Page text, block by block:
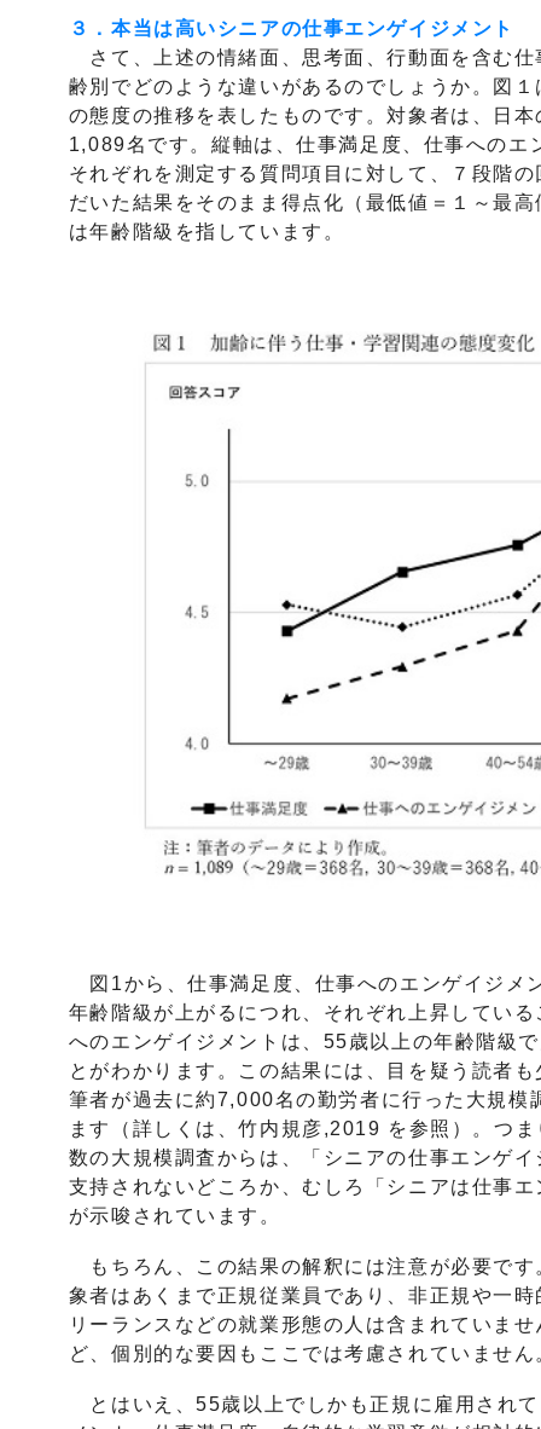
３．本当は高いシニアの仕事エンゲイジメント
さて、上述の情緒面、思考面、行動面を含む
齢別でどのような違いがあるのでしょうか。図
の態度の推移を表したものです。対象者は、日
1,089名です。縦軸は、仕事満足度、仕事へのエ
それぞれを測定する質問項目に対して、７段階
だいた結果をそのまま得点化（最低値＝１～最
は年齢階級を指しています。
図1から、仕事満足度、仕事へのエンゲイジメ
年齢階級が上がるにつれ、それぞれ上昇してい
へのエンゲイジメントは、55歳以上の年齢階級
とがわかります。この結果には、目を疑う読者
筆者が過去に約7,000名の勤労者に行った大規模
ます（詳しくは、竹内規彦,2019 を参照）。つ
数の大規模調査からは、「シニアの仕事エンゲ
支持されないどころか、むしろ「シニアは仕事
が示唆されています。
もちろん、この結果の解釈には注意が必要で
象者はあくまで正規従業員であり、非正規や一
リーランスなどの就業形態の人は含まれていま
ど、個別的な要因もここでは考慮されていません
とはいえ、55歳以上でしかも正規に雇用され